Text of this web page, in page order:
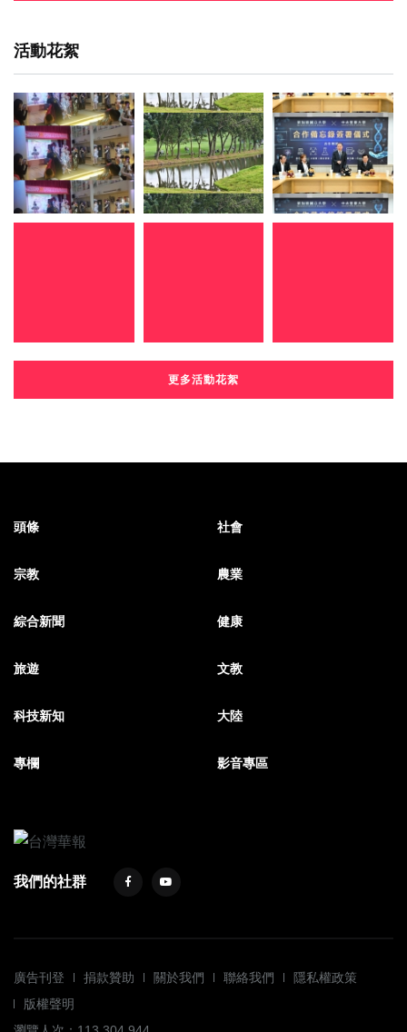
活動花絮
更多活動花絮
頭條 社會
宗教 農業
綜合新聞 健康
旅遊 文教
科技新知 大陸
專欄 影音專區
我們的社群
廣告刊登 捐款贊助 關於我們 聯絡我們
隱私權政策
版權聲明